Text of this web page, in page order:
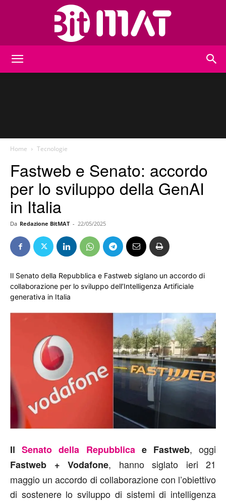
Home Tecnologie
Fastweb e Senato: accordo
per lo sviluppo della GenAI
in Italia
Da Redazione BitMAT - 22/05/2025
Il Senato della Repubblica e Fastweb siglano un accordo di
collaborazione per lo sviluppo dell’Intelligenza Artificiale
generativa in Italia
IlSenato della Repubblicae Fastweb, oggi
Fastweb + Vodafone, hanno siglato ieri 21
maggio un accordo di collaborazione con l’obiettivo
di sostenere lo sviluppo di sistemi di intelligenza